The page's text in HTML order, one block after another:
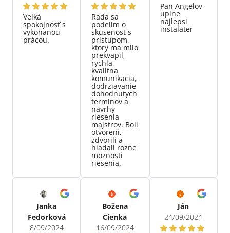
Veľká
spokojnosť s
vykonanou
prácou.
Rada sa
podelim o
skusenost s
pristupom,
ktory ma milo
prekvapil,
rychla,
kvalitna
komunikacia,
dodrziavanie
dohodnutych
terminov a
navrhy
riesenia
majstrov. Boli
otvoreni,
zdvorili a
hladali rozne
moznosti
riesenia.
Pan Angelov
uplne
najlepsi
instalater
Janka
Fedorková
8/09/2024
Božena
Cienka
16/09/2024
Ján
24/09/2024